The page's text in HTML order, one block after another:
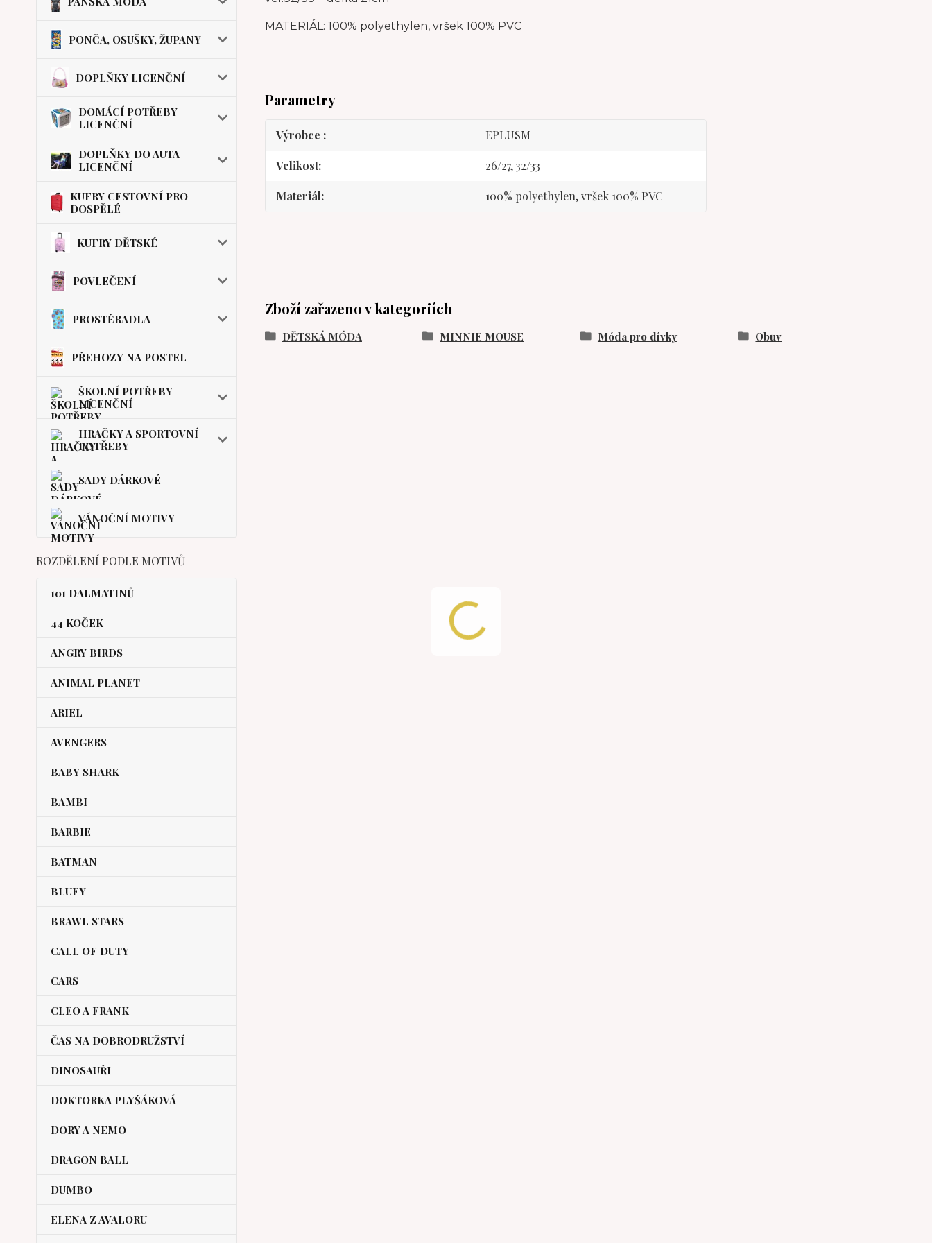
PONČA, OSUŠKY, ŽUPANY
DOPLŇKY LICENČNÍ
DOMÁCÍ POTŘEBY
LICENČNÍ
DOPLŇKY DO AUTA
LICENČNÍ
KUFRY CESTOVNÍ PRO
DOSPĚLÉ
KUFRY DĚTSKÉ
POVLEČENÍ
PROSTĚRADLA
PŘEHOZY NA POSTEL
ŠKOLNÍ POTŘEBY
LICENČNÍ
HRAČKY A SPORTOVNÍ
POTŘEBY
SADY DÁRKOVÉ
VÁNOČNÍ MOTIVY
ROZDĚLENÍ PODLE MOTIVŮ
101 DALMATINŮ
44 KOČEK
ANGRY BIRDS
ANIMAL PLANET
ARIEL
AVENGERS
BABY SHARK
BAMBI
BARBIE
BATMAN
BLUEY
BRAWL STARS
CALL OF DUTY
CARS
CLEO A FRANK
ČAS NA DOBRODRUŽSTVÍ
DINOSAUŘI
DOKTORKA PLYŠÁKOVÁ
DORY A NEMO
DRAGON BALL
DUMBO
ELENA Z AVALORU
MATERIÁL: 100% polyethylen, vršek 100% PVC
Parametry
Výrobce EPLUSM
Velikost 26/27, 32/33
Materiál 100% polyethylen, vršek 100% PVC
Zboží zařazeno v kategoriích
DĚTSKÁ MÓDA MINNIE MOUSE Móda pro dívky Obuv